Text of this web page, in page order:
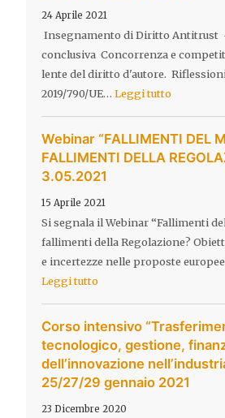
24 Aprile 2021
Insegnamento di Diritto Antitrust
conclusiva Concorrenza e
lente del diritto d'autore.
2019/790/UE…Leggi tutto
Webinar “FALLIMENTI DEL
FALLIMENTI DELLA
3.05.2021
15 Aprile 2021
Si segnala il Webinar “Fallimenti
fallimenti della Regolazione?
e incertezze nelle proposte
Leggi tutto
Corso intensivo
tecnologico, gestione,
dell’innovazione
25/27/29 gennaio 2021
23 Dicembre 2020